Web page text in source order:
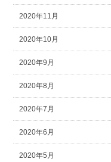
2020年11月
2020年10月
2020年9月
2020年8月
2020年7月
2020年6月
2020年5月